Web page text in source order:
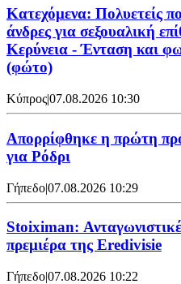
Κατεχόμενα: Πολυετείς
άνδρες για σεξουαλική
Κερύνεια - Ένταση και
(φώτο)
Κύπρος|07.08.2026 10:30
Απορρίφθηκε η πρώτη
για Ρόδρι
Γήπεδο|07.08.2026 10:29
Stoiximan:
πρεμιέρα της Eredivisie
Γήπεδο|07.08.2026 10:22